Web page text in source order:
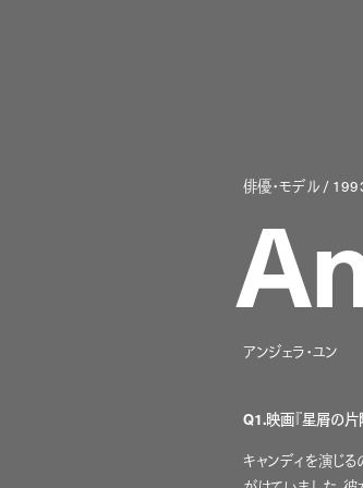
俳優・モデル /
アンジェラ・ユン
Q1.映画『星屑の
キャンディを演じ